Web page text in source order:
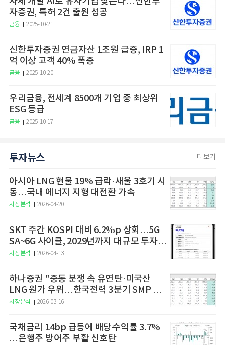
자증권, 특허 2건 출원 성공
금융 2025-10-21
신한투자증권 연금자산 1조원 급증, IRP 1
억 이상 고객 40% 폭증
금융 2025-10-20
우리금융, 전세계 8500개 기업 중 최상위
ESG 등급
금융 2025-10-17
투자뉴스 더보기
아시아 LNG 현물 19% 급락·새울 3호기 시
동…국내 에너지 지형 대전환 가속
시장분석 2026-04-20
SKT 주간 KOSPI 대비 6.2%p 상회…5G
SA~6G 사이클, 2029년까지 대규모 투자
예고
시장분석 2026-04-13
하나증권 "중동 분쟁 속 유연탄·미국산
LNG 원가 우위…한국전력 3분기 SMP 상
승 전망"
시장분석 2026-03-16
국채금리 14bp 급등에 배당수익률 3.7%
…은행주 방어주 부활 신호탄